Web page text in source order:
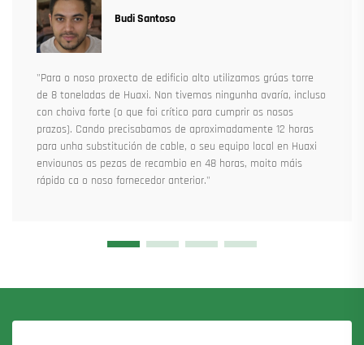
Budi Santoso
"Para o noso proxecto de edificio alto utilizamos grúas torre
de 8 toneladas de Huaxi. Non tivemos ningunha avaría, incluso
con choiva forte (o que foi crítico para cumprir os nosos
prazos). Cando precisabamos de aproximadamente 12 horas
para unha substitución de cable, o seu equipo local en Huaxi
enviounos as pezas de recambio en 48 horas, moito máis
rápido ca o noso fornecedor anterior."